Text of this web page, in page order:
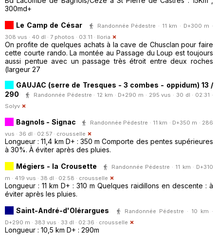
300md+
Le Camp de César
Randonnée Pédestre · 11 km · D+300 m ·
308 vus · 40 dl · 7 photos · 03:11 · lloria
On profite de quelques achats à la cave de Chusclan pour faire
cette courte rando. La montée au Passage du Loup est toujours
aussi pentue avec un passage très étroit entre deux roches
(largeur 27
GAUJAC (serre de Tresques - 3 combes - oppidum) 13 /
290
Randonnée Pédestre · 12 km · D+290 m · 295 vus · 30 dl · 02:31 ·
Solyv
Bagnols - Signac
Randonnée Pédestre · 11 km · D+350 m · 286
vus · 36 dl · 02:57 · crousselle
Longueur : 11,4 km D+ : 350 m Comporte des pentes supérieures
à 30%. À éviter après des pluies.
Mégiers - la Crousette
Randonnée Pédestre · 11 km · D+310
m · 419 vus · 38 dl · 02:58 · crousselle
Longueur : 11 km D+ : 310 m Quelques raidillons en descente : à
éviter après les pluies.
Saint-André-d'Olérargues
Randonnée Pédestre · 10 km ·
D+290 m · 383 vus · 33 dl · 02:36 · crousselle
Longueur : 10,5 km D+ : 290m